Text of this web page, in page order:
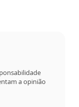
a opinião